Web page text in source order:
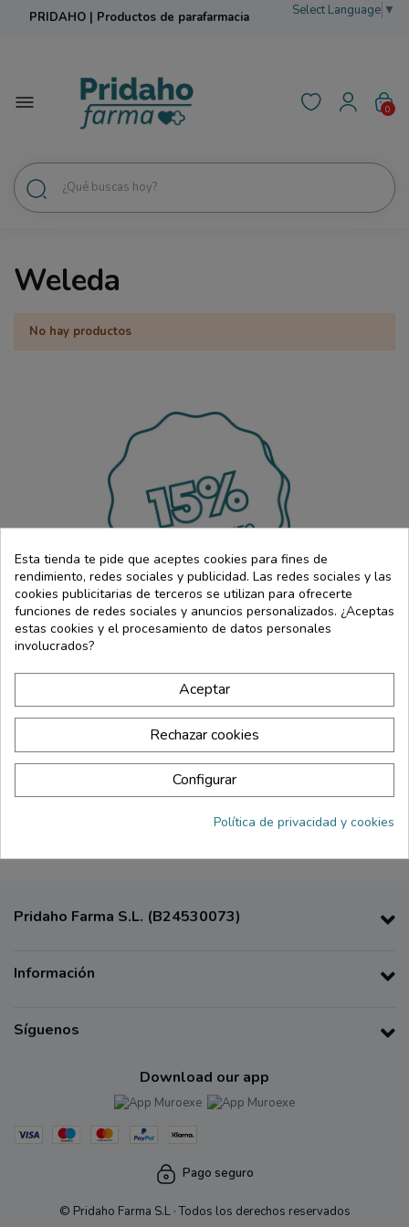
PRIDAHO | Productos de parafarmacia Select Language ▼
0
Weleda
No hay productos
Suscríbete a las mejores ofertas
Con tu suscripción obtendrás un
15% de descuento para tu primera
Además, estarás al día de todas nuestras ofertas y novedades.
Acepto las condiciones generales y la política de confidencialidad
Pridaho Farma S.L. (B24530073)
Información
Síguenos
Download our app
Pago seguro
© Pridaho Farma S.L · Todos los derechos reservados
Esta tienda te pide que aceptes cookies para fines de
rendimiento, redes sociales y publicidad. Las redes sociales y las
cookies publicitarias de terceros se utilizan para ofrecerte
funciones de redes sociales y anuncios personalizados. ¿Aceptas
estas cookies y el procesamiento de datos personales
involucrados?
Aceptar
Rechazar cookies
Configurar
Política de privacidad y cookies